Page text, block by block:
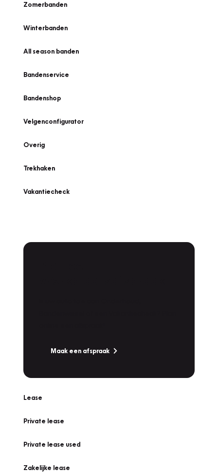
Zomerbanden
Winterbanden
All season banden
Bandenservice
Bandenshop
Velgenconfigurator
Overig
Trekhaken
Vakantiecheck
Maak een afspraak
Lease
Private lease
Private lease used
Zakelijke lease